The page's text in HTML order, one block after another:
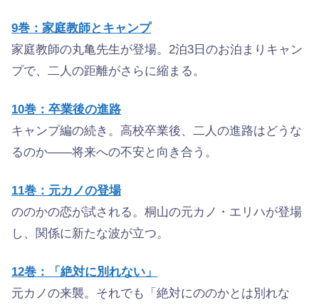
9巻：家庭教師とキャンプ
家庭教師の丸亀先生が登場。2泊3日のお泊まりキャン
プで、二人の距離がさらに縮まる。
10巻：卒業後の進路
キャンプ編の続き。高校卒業後、二人の進路はどうな
るのか——将来への不安と向き合う。
11巻：元カノの登場
ののかの恋が試される。桐山の元カノ・エリハが登場
し、関係に新たな波が立つ。
12巻：「絶対に別れない」
元カノの来襲。それでも「絶対にののかとは別れな